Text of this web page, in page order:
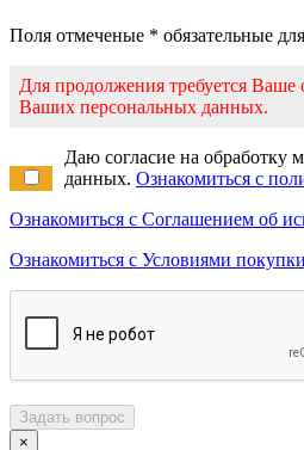
Поля отмеченые * обязательные
Для продолжения требуется Ваше
Ваших персональных данных.
Даю согласие на обработку
данных. Ознакомиться с
Ознакомиться с Соглашением об
Ознакомиться с Условиями
Задать вопрос
×